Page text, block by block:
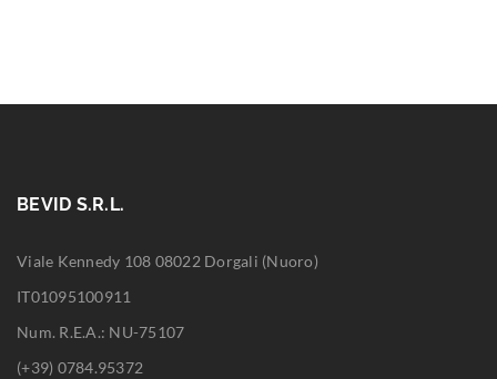
BEVID S.R.L.
Viale Kennedy 108 08022 Dorgali (Nuoro)
IT01095100911
Num. R.E.A.: NU-75107
(+39) 0784.95372